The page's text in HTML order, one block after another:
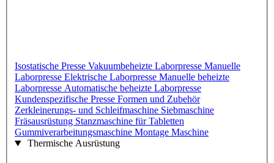
Isostatische Presse Vakuumbeheizte Laborpresse Manuelle
Laborpresse Elektrische Laborpresse Manuelle beheizte
Laborpresse Automatische beheizte Laborpresse
Kundenspezifische Presse Formen und Zubehör
Zerkleinerungs- und Schleifmaschine Siebmaschine
Fräsausrüstung Stanzmaschine für Tabletten
Gummiverarbeitungsmaschine Montage Maschine
Thermische Ausrüstung